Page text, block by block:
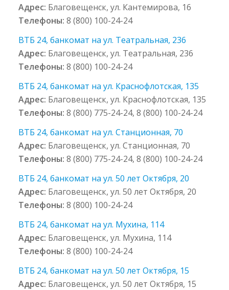
Адрес: Благовещенск, ул. Кантемирова, 16
Телефоны:8 (800) 100-24-24
ВТБ 24, банкомат на ул. Театральная, 236
Адрес: Благовещенск, ул. Театральная, 236
Телефоны:8 (800) 100-24-24
ВТБ 24, банкомат на ул. Краснофлотская, 135
Адрес: Благовещенск, ул. Краснофлотская, 135
Телефоны:8 (800) 775-24-24, 8 (800) 100-24-24
ВТБ 24, банкомат на ул. Станционная, 70
Адрес: Благовещенск, ул. Станционная, 70
Телефоны:8 (800) 775-24-24, 8 (800) 100-24-24
ВТБ 24, банкомат на ул. 50 лет Октября, 20
Адрес: Благовещенск, ул. 50 лет Октября, 20
Телефоны:8 (800) 100-24-24
ВТБ 24, банкомат на ул. Мухина, 114
Адрес: Благовещенск, ул. Мухина, 114
Телефоны:8 (800) 100-24-24
ВТБ 24, банкомат на ул. 50 лет Октября, 15
Адрес: Благовещенск, ул. 50 лет Октября, 15